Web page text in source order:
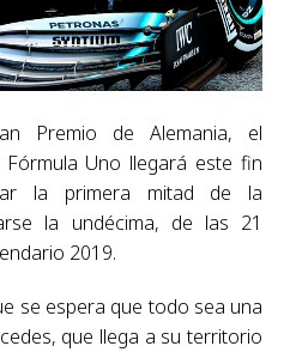
Premio de Alemania, el
Uno llegará este fin
la primera mitad de la
la undécima, de las 21
2019.
se espera que todo sea una
que llega a su territorio